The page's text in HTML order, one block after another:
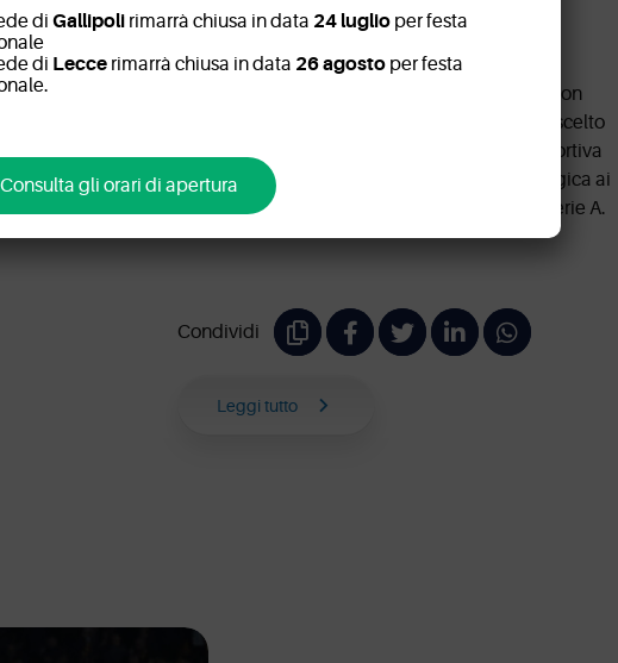
È con grande entusiasmo ed orgoglio che
annunciamo che il nostro studio radiologico, con
sede a Lecce e Gallipoli, è stato nuovamente scelto
dalla prestigiosa società calcistica Unione Sportiva
Lecce per fornire assistenza medica e radiologica ai
suoi atleti durante la stagione 2023-2024 di Serie A.
Condividi
Leggi tutto
diGallipoli rimarrà chiusa in data 24 luglio per festa
di Lecce rimarrà chiusa in data 26 agosto per festa
Consulta gli orari di apertura